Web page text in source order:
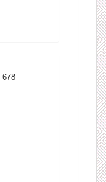
678